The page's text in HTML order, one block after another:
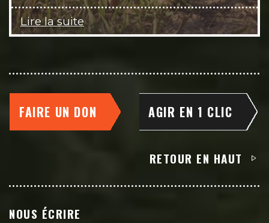
Lire la suite
FAIRE UN DON AGIR EN 1 CLIC
RETOUR EN HAUT
NOUS ÉCRIRE